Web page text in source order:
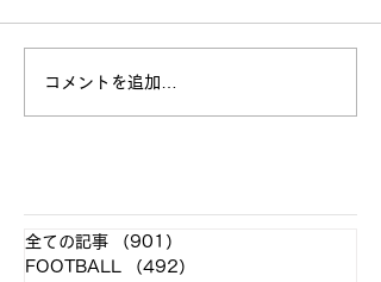
コメントを追加…
全ての記事 （901）
FOOTBALL
（492）